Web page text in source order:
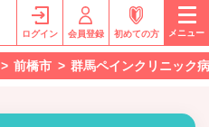
ログイン 会員登録 初めての方 メニュー
前橋市 群馬ペインクリニック